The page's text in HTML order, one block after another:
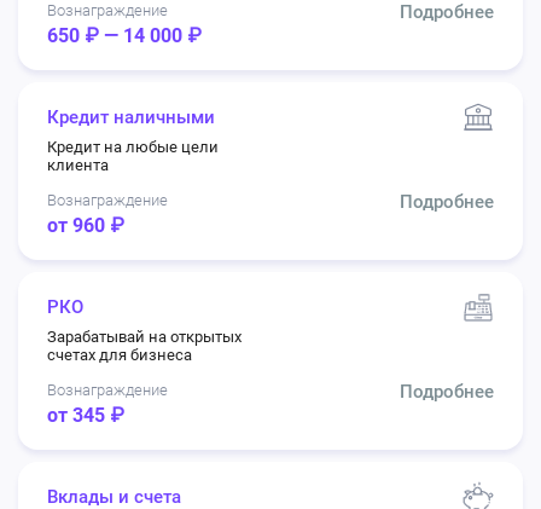
Вознаграждение
650 ₽ — 14 000 ₽
Подробнее
Кредит наличными
Кредит на любые цели
клиента
Вознаграждение
от 960 ₽
Подробнее
РКО
Зарабатывай на открытых
счетах для бизнеса
Вознаграждение
от 345 ₽
Подробнее
Вклады и счета